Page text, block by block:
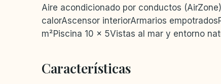
Aire acondicionado por conductos
calorAscensor interiorArmarios
m²Piscina 10 x 5Vistas al mar y entorno
Características